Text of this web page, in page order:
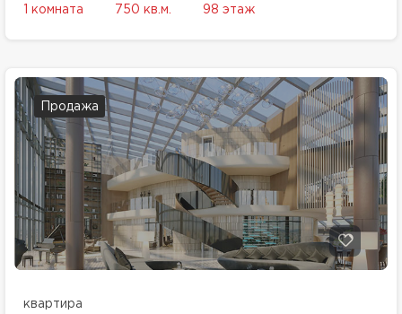
1 комната 750 кв.м. 98 этаж
Продажа
квартира